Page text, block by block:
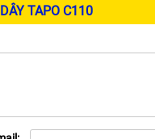
TAPO C110